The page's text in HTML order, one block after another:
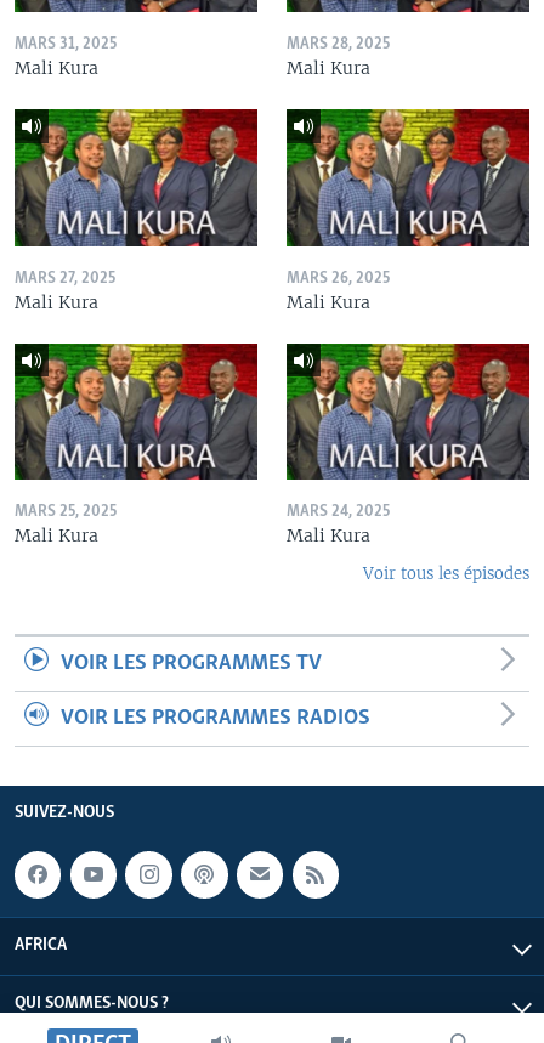
MARS 31, 2025
Mali Kura
MARS 28, 2025
Mali Kura
MARS 27, 2025
Mali Kura
MARS 26, 2025
Mali Kura
MARS 25, 2025
Mali Kura
MARS 24, 2025
Mali Kura
Voir tous les épisodes
VOIR LES PROGRAMMES TV
VOIR LES PROGRAMMES RADIOS
SUIVEZ-NOUS
AFRICA
QUI SOMMES-NOUS ?